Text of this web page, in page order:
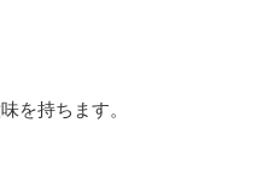
を持ちます。